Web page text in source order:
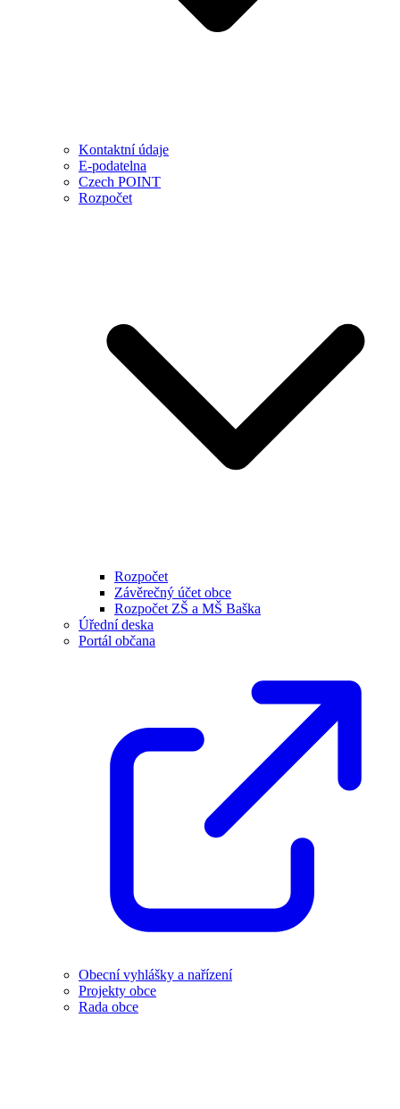
Kontaktní údaje
E-podatelna
Czech POINT
Rozpočet
Rozpočet
Závěrečný účet obce
Rozpočet ZŠ a MŠ Baška
Úřední deska
Portál občana
Obecní vyhlášky a nařízení
Projekty obce
Rada obce